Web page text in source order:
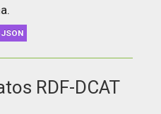
RDF-DCAT